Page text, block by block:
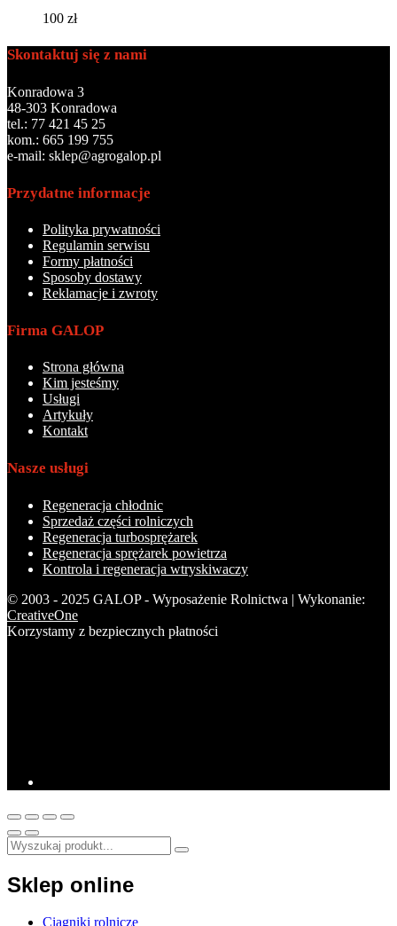
100 zł
Skontaktuj się z nami
Konradowa 3
48-303 Konradowa
tel.: 77 421 45 25
kom.: 665 199 755
e-mail: sklep@agrogalop.pl
Przydatne informacje
Polityka prywatności
Regulamin serwisu
Formy płatności
Sposoby dostawy
Reklamacje i zwroty
Firma GALOP
Strona główna
Kim jesteśmy
Usługi
Artykuły
Kontakt
Nasze usługi
Regeneracja chłodnic
Sprzedaż części rolniczych
Regeneracja turbosprężarek
Regeneracja sprężarek powietrza
Kontrola i regeneracja wtryskiwaczy
© 2003 - 2025 GALOP - Wyposażenie Rolnictwa | Wykonanie:
CreativeOne
Korzystamy z bezpiecznych płatności
Sklep online
Ciągniki rolnicze